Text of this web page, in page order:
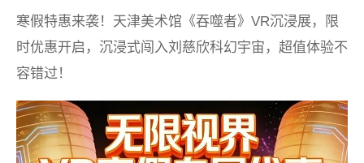
寒假特惠来袭！天津美术馆《吞噬者》VR沉浸展，限
时优惠开启，沉浸式闯入刘慈欣科幻宇宙，超值体验不
容错过！